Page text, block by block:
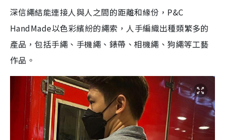
深信繩結能連接人與人之間的距離和緣份，P&C
HandMade以色彩繽紛的繩索，人手編織出種類繁多的
產品，包括手繩、手機繩、錶帶、相機繩、狗繩等工藝
作品。